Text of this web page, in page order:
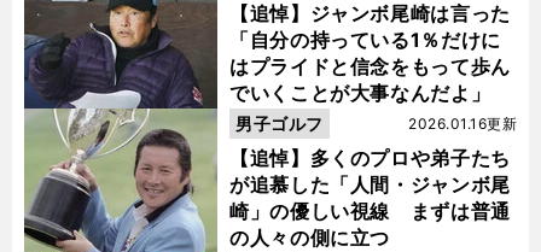
【追悼】ジャンボ尾崎は言った
「自分の持っている1％だけに
はプライドと信念をもって歩ん
でいくことが大事なんだよ」
【追悼】多くのプロや弟子たち
が追慕した「人間・ジャンボ尾
崎」の優しい視線 まずは普通
の人々の側に立つ
2026.01.16更新
男子ゴルフ